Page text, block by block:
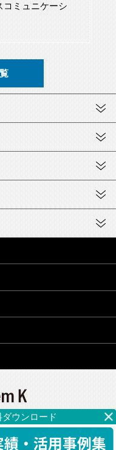
コミュニケーシ
ケイ